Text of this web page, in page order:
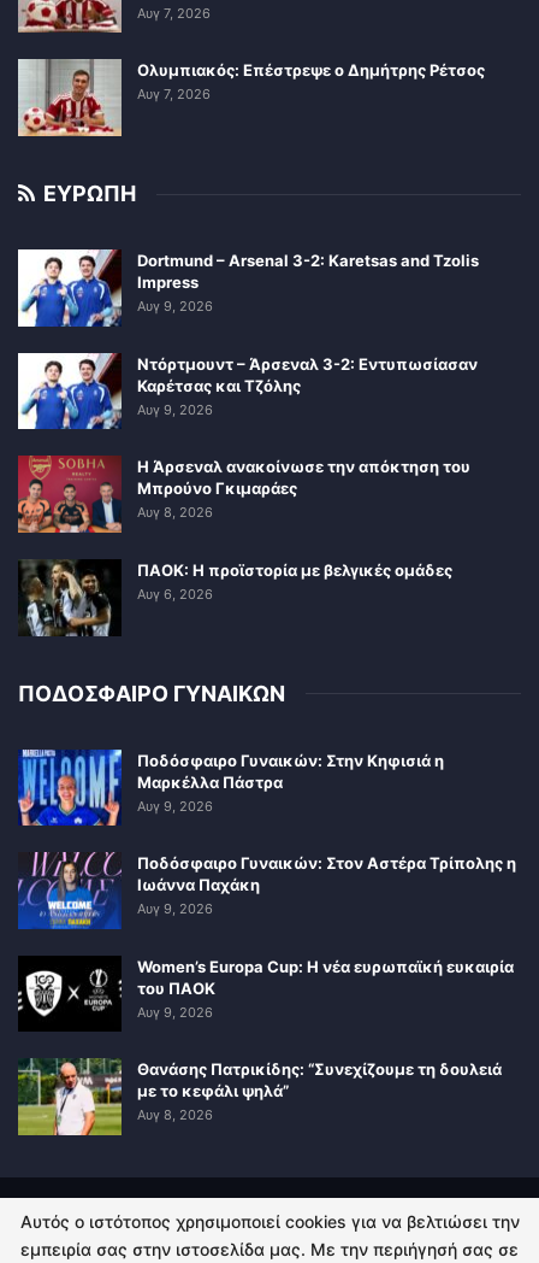
Αυγ 7, 2026
Ολυμπιακός: Επέστρεψε ο Δημήτρης Ρέτσος
Αυγ 7, 2026
ΕΥΡΩΠΗ
Dortmund – Arsenal 3-2: Karetsas and Tzolis
Impress
Αυγ 9, 2026
Ντόρτμουντ – Άρσεναλ 3-2: Εντυπωσίασαν
Καρέτσας και Τζόλης
Αυγ 9, 2026
Η Άρσεναλ ανακοίνωσε την απόκτηση του
Μπρούνο Γκιμαράες
Αυγ 8, 2026
ΠΑΟΚ: Η προϊστορία με βελγικές ομάδες
Αυγ 6, 2026
ΠΟΔΟΣΦΑΙΡΟ ΓΥΝΑΙΚΩΝ
Ποδόσφαιρο Γυναικών: Στην Κηφισιά η
Μαρκέλλα Πάστρα
Αυγ 9, 2026
Ποδόσφαιρο Γυναικών: Στον Αστέρα Τρίπολης η
Ιωάννα Παχάκη
Αυγ 9, 2026
Women’s Europa Cup: Η νέα ευρωπαϊκή ευκαιρία
του ΠΑΟΚ
Αυγ 9, 2026
Θανάσης Πατρικίδης: “Συνεχίζουμε τη δουλειά
με το κεφάλι ψηλά”
Αυγ 8, 2026
ΠΟΛΙΤΙΚΗ ΑΠΟΡΡΗΤΟΥ ΕΠΙΚΟΙΝΩΝΙΑ
Αυτός ο ιστότοπος χρησιμοποιεί cookies για να βελτιώσει την
εμπειρία σας στην ιστοσελίδα μας. Με την περιήγησή σας σε